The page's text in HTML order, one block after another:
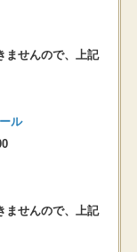
ませんので、上記
ル
ませんので、上記